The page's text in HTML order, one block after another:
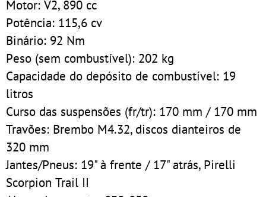
Motor: V2, 890 cc
Potência: 115,6 cv
Binário: 92 Nm
Peso (sem combustível): 202 kg
Capacidade do depósito de combustível: 19
litros
Curso das suspensões (fr/tr): 170 mm / 170 mm
Travões: Brembo M4.32, discos dianteiros de
320 mm
Jantes/Pneus: 19" à frente / 17" atrás, Pirelli
Scorpion Trail II